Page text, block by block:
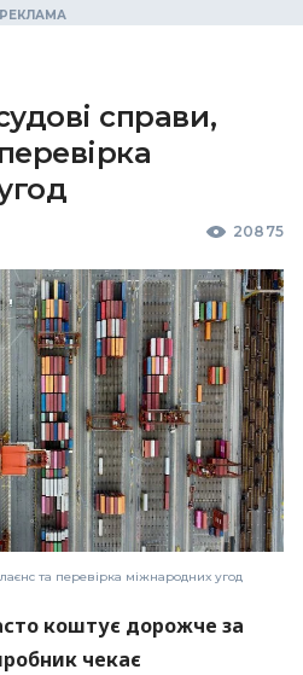
справи,
20875
та перевірка міжнародних угод
коштує дорожче за
чекає